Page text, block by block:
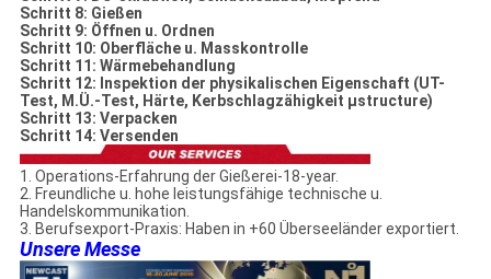
Schritt 8: Gießen
Schritt 9: Öffnen u. Ordnen
Schritt 10: Oberfläche u. Masskontrolle
Schritt 11: Wärmebehandlung
Schritt 12: Inspektion der physikalischen Eigenschaft (UT-
Test, M.Ü.-Test, Härte, Kerbschlagzähigkeit µstructure)
Schritt 13: Verpacken
Schritt 14: Versenden
1. Operations-Erfahrung der Gießerei-18-year.
2. Freundliche u. hohe leistungsfähige technische u.
Handelskommunikation.
3. Berufsexport-Praxis: Haben in +60 Überseeländer exportiert.
Unsere Messe